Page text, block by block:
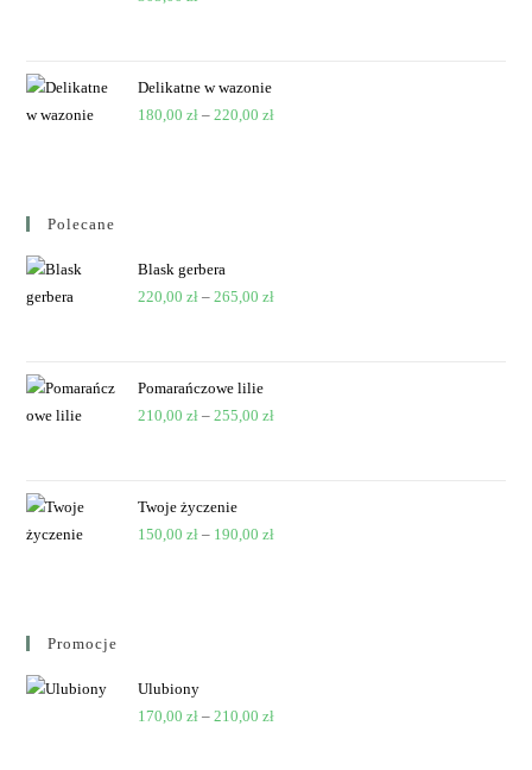
Delikatne w wazonie
180,00zł – 220,00zł
Polecane
Blask gerbera
220,00zł – 265,00zł
Pomarańczowe lilie
210,00zł – 255,00zł
Twoje życzenie
150,00zł – 190,00zł
Promocje
Ulubiony
170,00zł – 210,00zł